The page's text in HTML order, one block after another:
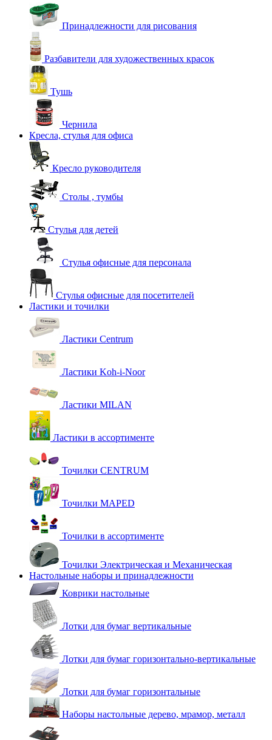
Принадлежности для рисования
Разбавители для художественных красок
Тушь
Чернила
Кресла, стулья для офиса
Кресло руководителя
Столы , тумбы
Стулья для детей
Стулья офисные для персонала
Стулья офисные для посетителей
Ластики и точилки
Ластики Centrum
Ластики Koh-i-Noor
Ластики MILAN
Ластики в ассортименте
Точилки CENTRUM
Точилки MAPED
Точилки в ассортименте
Точилки Электрическая и Механическая
Настольные наборы и принадлежности
Коврики настольные
Лотки для бумаг вертикальные
Лотки для бумаг горизонтально-вертикальные
Лотки для бумаг горизонтальные
Наборы настольные дерево, мрамор, металл